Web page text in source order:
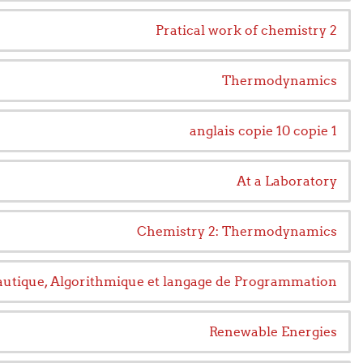
Pratical work of chemistry 2
Thermodynamics
anglais copie 10 copie 1
At a Laboratory
Chemistry 2: Thermodynamics
Algorithmique et langage de Programmation
Renewable Energies